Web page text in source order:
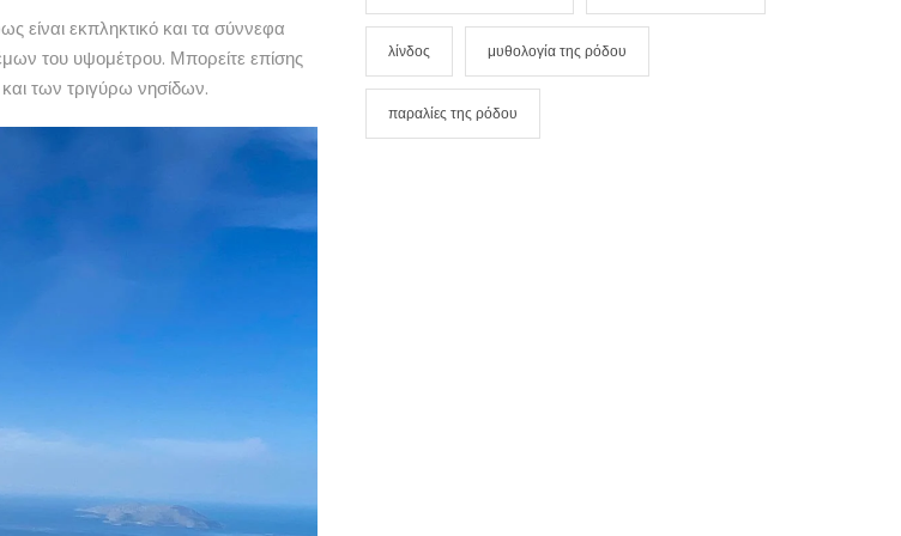
είναι εκπληκτικό και τα σύννεφα
του υψομέτρου. Μπορείτε επίσης
και των τριγύρω νησίδων.
λίνδος μυθολογία της ρόδου
παραλίες της ρόδου